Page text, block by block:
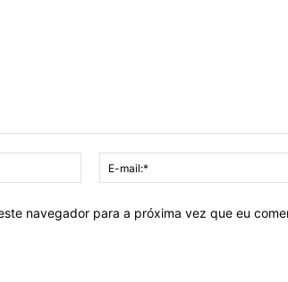
Nome:*
navegador para a próxima vez que eu